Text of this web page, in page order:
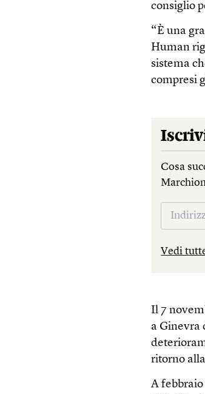
consiglio
“È una
Human
sistema
compresi
Cosa
Vedi
Il 7
a Ginevra
ritorno
A